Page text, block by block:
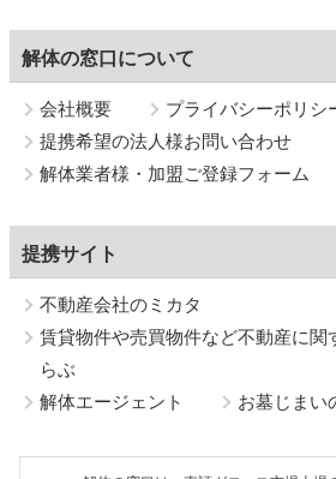
解体の窓口について
会社概要
プライバシーポリシ
提携希望の法人様お問い合わせ
解体業者様・加盟ご登録フォーム
提携サイト
不動産会社のミカタ
賃貸物件や売買物件など不動産に関
らぶ
解体エージェント
お墓じまい